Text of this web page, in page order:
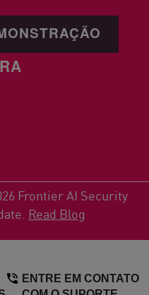
Frontier AI Security
Read Blog
ENTRE EM CONTATO